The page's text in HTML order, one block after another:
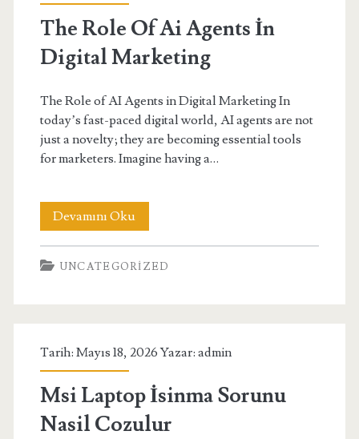
The Role Of Ai Agents İn
Digital Marketing
The Role of AI Agents in Digital Marketing In
today’s fast-paced digital world, AI agents are not
just a novelty; they are becoming essential tools
for marketers. Imagine having a…
Devamını OkuThe
Role
Of
İn
Digital
Marketing
UNCATEGORIZED
Tarih: Mayıs 18, 2026 Yazar: admin
Msi Laptop İsinma Sorunu
Nasil Cozulur